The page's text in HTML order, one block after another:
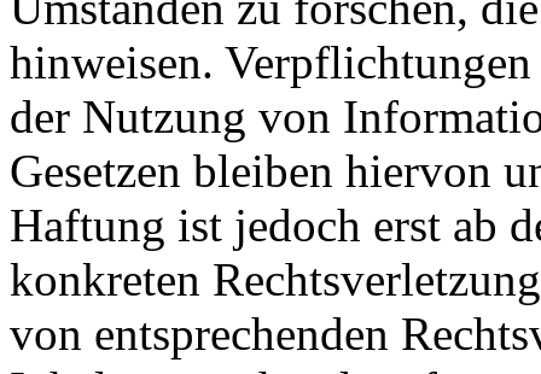
hinweisen.
der Nutzung von
Gesetzen bleiben hiervon
Haftung ist jedoch erst ab
konkreten
von entsprechenden